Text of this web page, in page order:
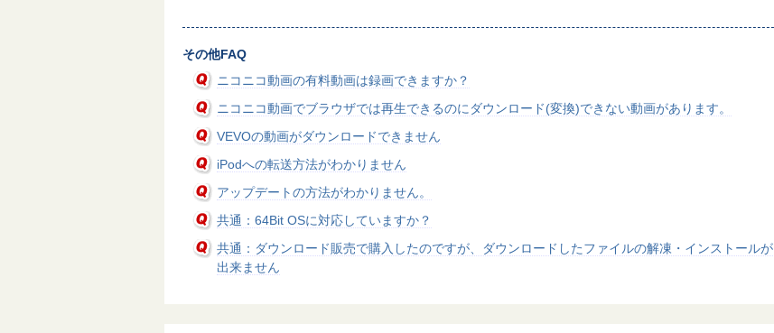
その他FAQ
ニコニコ動画の有料動画は録画できますか？
ニコニコ動画でブラウザでは再生できるのにダウンロード(変換)できない動画があります。
VEVOの動画がダウンロードできません
iPodへの転送方法がわかりません
アップデートの方法がわかりません。
共通：64Bit OSに対応していますか？
共通：ダウンロード販売で購入したのですが、ダウンロードしたファイルの解凍・インストールが
出来ません